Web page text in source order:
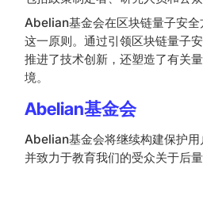
Abelian基金会在区块链量子安全
这一原则。通过引领区块链量子
推进了技术创新，还塑造了有关
境。
Abelian基金会
Abelian基金会将继续构建保护用
并致力于教育我们的受众关于后